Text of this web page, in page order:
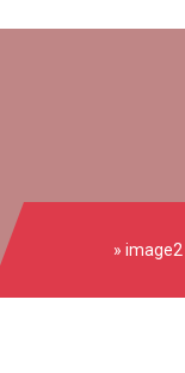
» image2